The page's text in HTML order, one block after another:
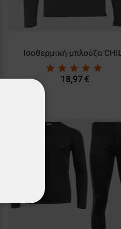
Ισοθερμική μπλούζα
18,97 €